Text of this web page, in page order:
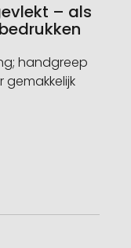
– als
handgreep